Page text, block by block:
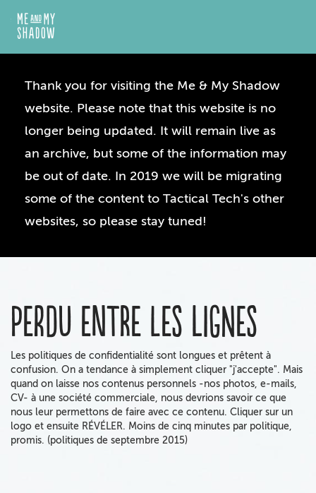
Thank you for visiting the Me & My Shadow
website. Please note that this website is no
longer being updated. It will remain live as
an archive, but some of the information may
be out of date. In 2019 we will be migrating
some of the content to Tactical Tech's other
websites, so please stay tuned!
Perdu entre les lignes
Les politiques de confidentialité sont longues et prêtent à
confusion. On a tendance à simplement cliquer "j'accepte". Mais
quand on laisse nos contenus personnels -nos photos, e-mails,
CV- à une société commerciale, nous devrions savoir ce que
nous leur permettons de faire avec ce contenu. Cliquer sur un
logo et ensuite RÉVÉLER. Moins de cinq minutes par politique,
promis. (politiques de septembre 2015)